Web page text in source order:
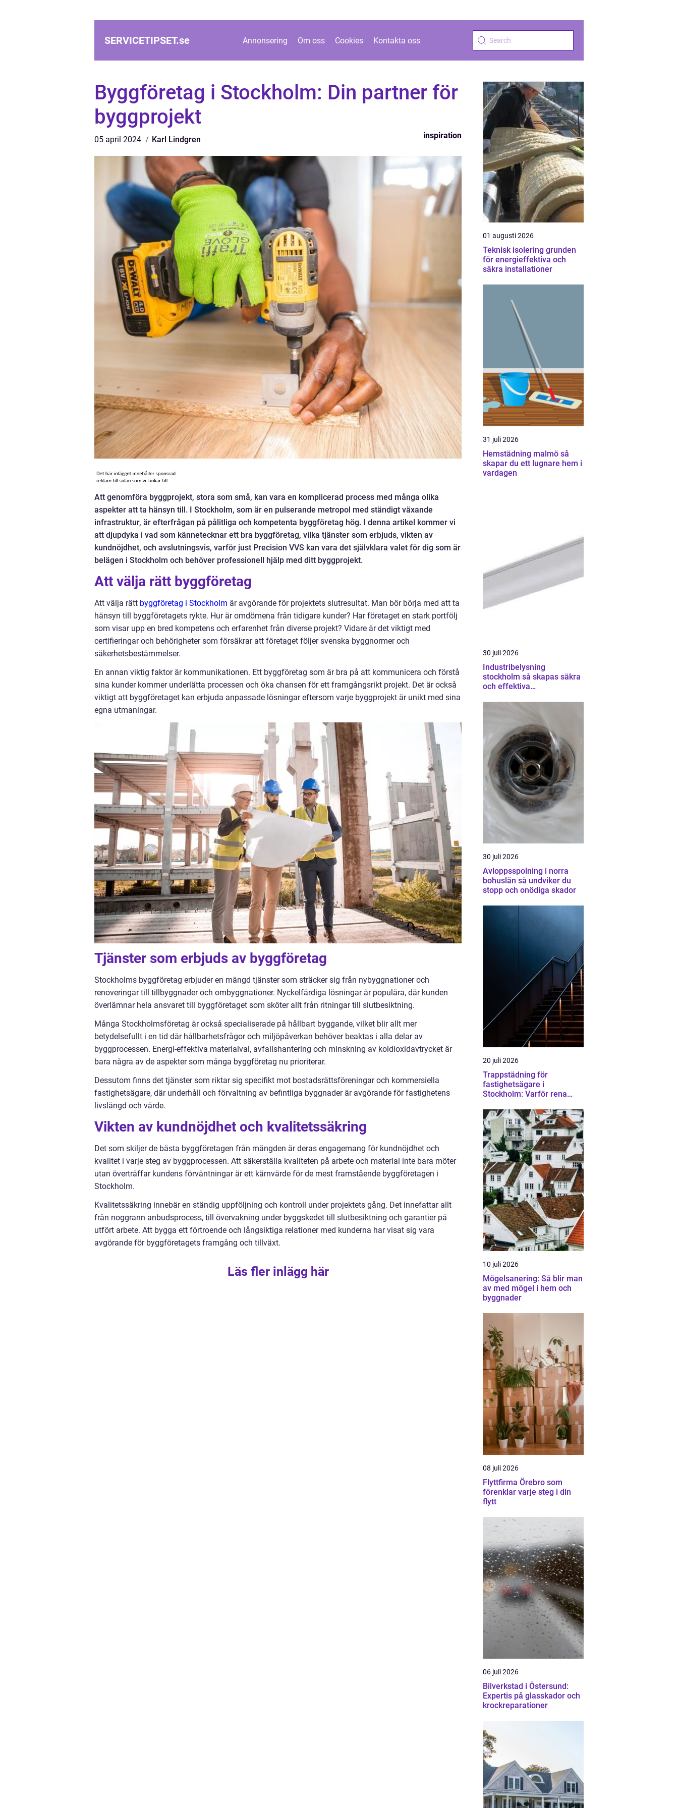
SERVICETIPSET.se Annonsering Om oss Cookies Kontakta oss
Byggföretag i Stockholm: Din partner för
byggprojekt
05 april 2024 Karl Lindgren inspiration
Att genomföra byggprojekt, stora som små, kan vara en komplicerad process med många olika
aspekter att ta hänsyn till. I Stockholm, som är en pulserande metropol med ständigt växande
infrastruktur, är efterfrågan på pålitliga och kompetenta byggföretag hög. I denna artikel kommer vi
att djupdyka i vad som kännetecknar ett bra byggföretag, vilka tjänster som erbjuds, vikten av
kundnöjdhet, och avslutningsvis, varför just Precision VVS kan vara det självklara valet för dig som är
belägen i Stockholm och behöver professionell hjälp med ditt byggprojekt.
Att välja rätt byggföretag
Att välja rätt byggföretag i Stockholm är avgörande för projektets slutresultat. Man bör börja med att ta
hänsyn till byggföretagets rykte. Hur är omdömena från tidigare kunder? Har företaget en stark portfölj
som visar upp en bred kompetens och erfarenhet från diverse projekt? Vidare är det viktigt med
certifieringar och behörigheter som försäkrar att företaget följer svenska byggnormer och
säkerhetsbestämmelser.
En annan viktig faktor är kommunikationen. Ett byggföretag som är bra på att kommunicera och förstå
sina kunder kommer underlätta processen och öka chansen för ett framgångsrikt projekt. Det är också
viktigt att byggföretaget kan erbjuda anpassade lösningar eftersom varje byggprojekt är unikt med sina
egna utmaningar.
Tjänster som erbjuds av byggföretag
Stockholms byggföretag erbjuder en mängd tjänster som sträcker sig från nybyggnationer och
renoveringar till tillbyggnader och ombyggnationer. Nyckelfärdiga lösningar är populära, där kunden
överlämnar hela ansvaret till byggföretaget som sköter allt från ritningar till slutbesiktning.
Många Stockholmsföretag är också specialiserade på hållbart byggande, vilket blir allt mer
betydelsefullt i en tid där hållbarhetsfrågor och miljöpåverkan behöver beaktas i alla delar av
byggprocessen. Energi-effektiva materialval, avfallshantering och minskning av koldioxidavtrycket är
bara några av de aspekter som många byggföretag nu prioriterar.
Dessutom finns det tjänster som riktar sig specifikt mot bostadsrättsföreningar och kommersiella
fastighetsägare, där underhåll och förvaltning av befintliga byggnader är avgörande för fastighetens
livslängd och värde.
Vikten av kundnöjdhet och kvalitetssäkring
Det som skiljer de bästa byggföretagen från mängden är deras engagemang för kundnöjdhet och
kvalitet i varje steg av byggprocessen. Att säkerställa kvaliteten på arbete och material inte bara möter
utan överträffar kundens förväntningar är ett kärnvärde för de mest framstående byggföretagen i
Stockholm.
Kvalitetssäkring innebär en ständig uppföljning och kontroll under projektets gång. Det innefattar allt
från noggrann anbudsprocess, till övervakning under byggskedet till slutbesiktning och garantier på
utfört arbete. Att bygga ett förtroende och långsiktiga relationer med kunderna har visat sig vara
avgörande för byggföretagets framgång och tillväxt.
Läs fler inlägg här
01 augusti 2026
Teknisk isolering grunden
för energieffektiva och
säkra installationer
31 juli 2026
Hemstädning malmö så
skapar du ett lugnare hem i
vardagen
30 juli 2026
Industribelysning
stockholm så skapas säkra
och effektiva
30 juli 2026
Avloppsspolning i norra
bohuslän så undviker du
stopp och onödiga skador
20 juli 2026
Trappstädning för
fastighetsägare i
Stockholm: Varför rena
än du tror
10 juli 2026
Mögelsanering: Så blir man
av med mögel i hem och
byggnader
08 juli 2026
Flyttfirma Örebro som
förenklar varje steg i din
flytt
06 juli 2026
Bilverkstad i Östersund:
Expertis på glasskador och
krockreparationer